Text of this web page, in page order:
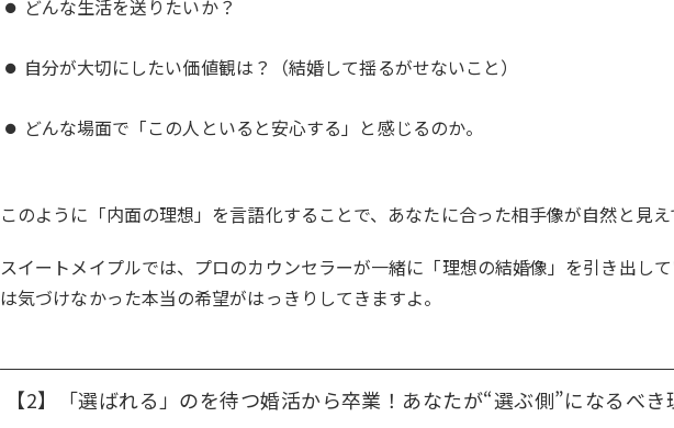
どんな生活を送りたいか？
自分が大切にしたい価値観は？（結婚して揺るがせないこと）
どんな場面で「この人といると安心する」と感じるのか。
このように「内面の理想」を言語化することで、あなたに合った相手像が自然と見
スイートメイプルでは、プロのカウンセラーが一緒に「理想の結婚像」を引き出し
は気づけなかった本当の希望がはっきりしてきますよ。
【2】「選ばれる」のを待つ婚活から卒業！あなたが“選ぶ側”になるべき